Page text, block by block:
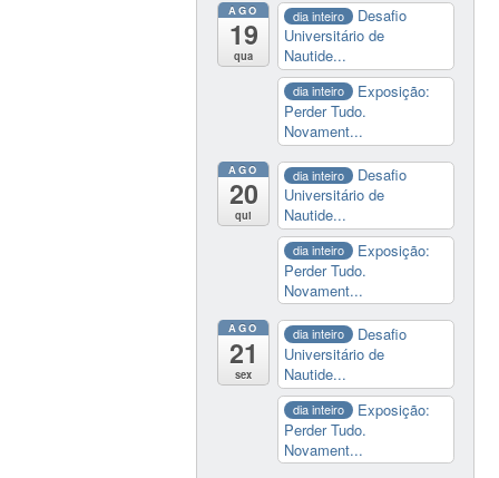
AGO
19
qua
dia inteiro
Desafio
Universitário de
Nautide...
dia inteiro
Exposição:
Perder Tudo.
Novament...
AGO
20
qui
dia inteiro
Desafio
Universitário de
Nautide...
dia inteiro
Exposição:
Perder Tudo.
Novament...
AGO
21
sex
dia inteiro
Desafio
Universitário de
Nautide...
dia inteiro
Exposição:
Perder Tudo.
Novament...